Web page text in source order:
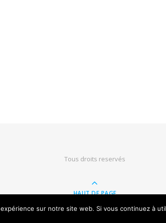
Tous droits reservés
HAUT DE PAGE
sur notre site web. Si vous continuez à